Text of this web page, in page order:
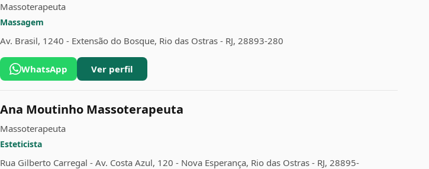
Massoterapeuta
Massagem
Av. Brasil, 1240 - Extensão do Bosque, Rio das Ostras - RJ, 28893-280
WhatsApp Ver perfil
Ana Moutinho Massoterapeuta
Massoterapeuta
Esteticista
Rua Gilberto Carregal - Av. Costa Azul, 120 - Nova Esperança, Rio das Ostras - RJ, 28895-